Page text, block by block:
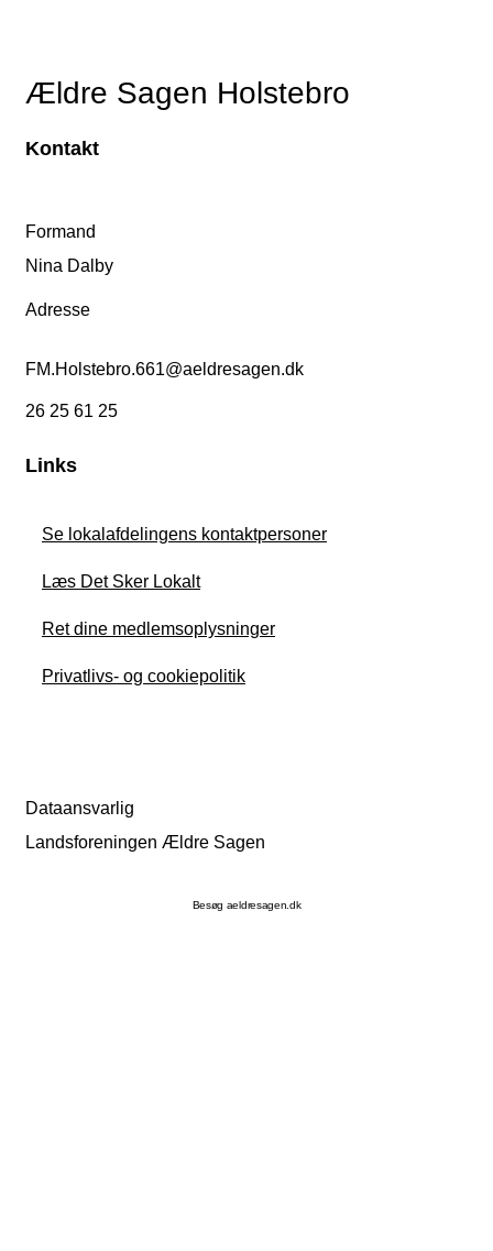
Ældre Sagen Holstebro
Kontakt
Formand
Nina Dalby
Adresse
FM.Holstebro.661@aeldresagen.dk
26 25 61 25
Links
Se lokalafdelingens kontaktpersoner
Læs Det Sker Lokalt
Ret dine medlemsoplysninger
Privatlivs- og cookiepolitik
Dataansvarlig
Landsforeningen Ældre Sagen
Besøg aeldresagen.dk